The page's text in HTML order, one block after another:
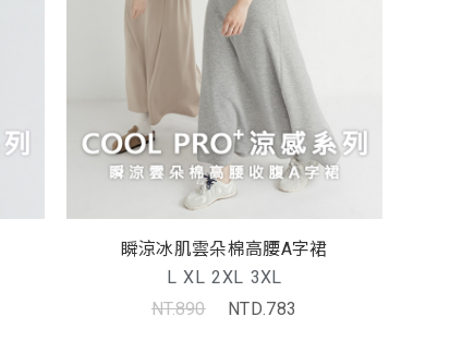
瞬涼冰肌雲朵棉高腰A字裙
L XL 2XL 3XL
NT.890
NTD.783